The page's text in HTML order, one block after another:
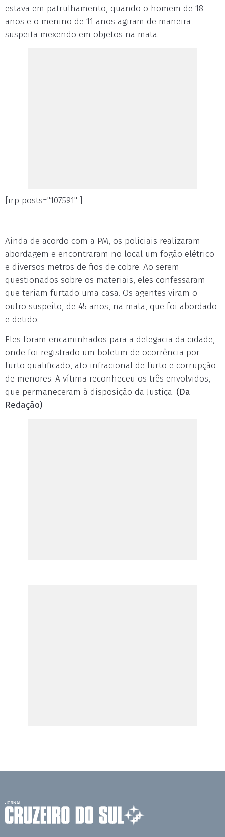
estava em patrulhamento, quando o homem de 18
anos e o menino de 11 anos agiram de maneira
suspeita mexendo em objetos na mata.
[irp posts="107591" ]
Ainda de acordo com a PM, os policiais realizaram
abordagem e encontraram no local um fogão elétrico
e diversos metros de fios de cobre. Ao serem
questionados sobre os materiais, eles confessaram
que teriam furtado uma casa. Os agentes viram o
outro suspeito, de 45 anos, na mata, que foi abordado
e detido.
Eles foram encaminhados para a delegacia da cidade,
onde foi registrado um boletim de ocorrência por
furto qualificado, ato infracional de furto e corrupção
de menores. A vítima reconheceu os três envolvidos,
que permaneceram à disposição da Justiça. (Da
Redação)